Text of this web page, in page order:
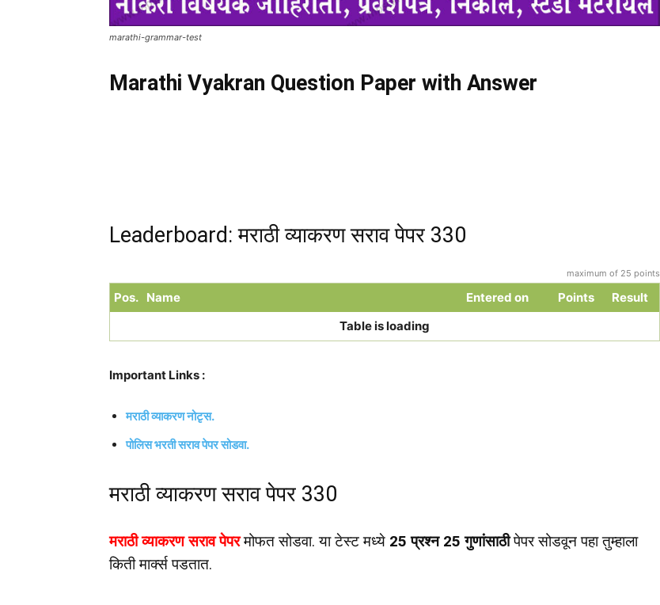
marathi-grammar-test
Marathi Vyakran Question Paper with Answer
Leaderboard: मराठी व्याकरण सराव पेपर 330
maximum of 25 points
Pos. Name Entered on Points
Result
Table is loading
Important Links :
मराठी व्याकरण नोटृस.
पोलिस भरती सराव पेपर सोडवा.
मराठी व्याकरण सराव पेपर 330
मराठी व्याकरण सराव पेपरमोफत सोडवा. या टेस्ट मध्ये 25 प्रश्न 25 गुणांसाठीपेपर सोडवून पहा तुम्हाला
किती मार्क्स पडतात.